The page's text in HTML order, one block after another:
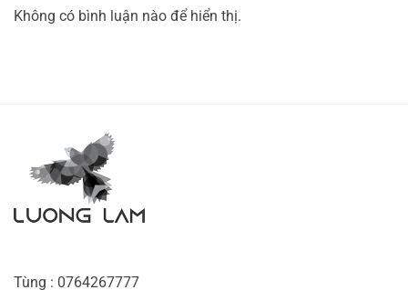
Không có bình luận nào để hiển thị.
Tùng : 0764267777